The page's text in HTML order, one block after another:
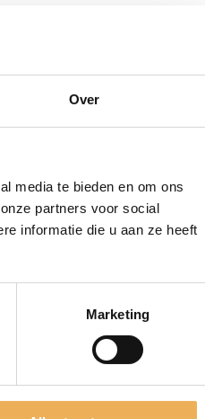
Over
media te bieden en om ons
partners voor social
informatie die u aan ze heeft
Marketing
op knapt óf juist een
diverse meubeldeurgrepen,
met leer.